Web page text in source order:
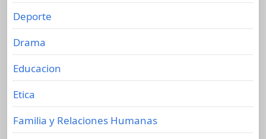
Deporte
Drama
Educacion
Etica
Familia y Relaciones Humanas